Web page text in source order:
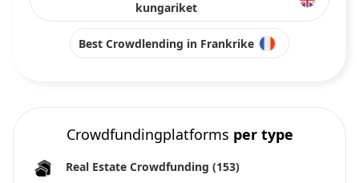
kungariket
Best Crowdlending in Frankrike
Crowdfundingplatforms per type
Real Estate Crowdfunding (153)